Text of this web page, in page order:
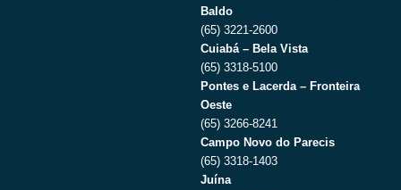
Baldo
(65) 3221-2600
Cuiabá – Bela Vista
(65) 3318-5100
Pontes e Lacerda – Fronteira
Oeste
(65) 3266-8241
Campo Novo do Parecis
(65) 3318-1403
Juína